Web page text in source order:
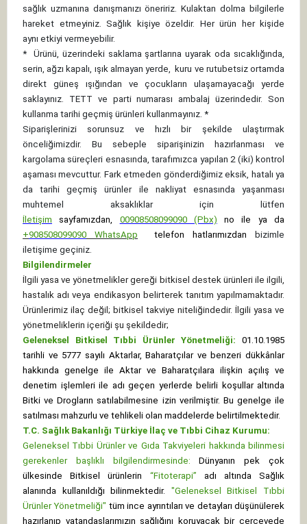
sağlık uzmanına danışmanızı öneririz. Kulaktan dolma bilgilerle
hareket etmeyiniz. Sağlık kişiye özeldir. Her ürün her kişide
aynı etkiyi vermeyebilir.
*
Ürünü, üzerindeki saklama şartlarına uyarak oda sıcaklığında,
serin, ağzı kapalı, ışık almayan yerde, kuru ve rutubetsiz ortamda
direkt güneş ışığından ve çocukların ulaşamayacağı yerde
saklayınız. TETT ve parti numarası ambalaj üzerindedir. Son
kullanma tarihi geçmiş ürünleri kullanmayınız. *
Siparişlerinizi sorunsuz ve hızlı bir şekilde ulaştırmak
önceliğimizdir. Bu sebeple siparişinizin hazırlanması ve
kargolama süreçleri esnasında, tarafımızca yapılan 2 (iki) kontrol
aşaması mevcuttur. Fark etmeden gönderdiğimiz eksik, hatalı ya
da tarihi geçmiş ürünler ile nakliyat esnasında yaşanması
muhtemel aksaklıklar için lütfen
İletişim
sayfamızdan, 00908508099090 (Pbx) no ile ya da
+908508099090 WhatsApp telefon hatlarımızdan bizimle
iletişime geçiniz.
Bilgilendirmeler
İlgili yasa ve yönetmelikler gereği bitkisel destek ürünleri ile ilgili,
hastalık adı veya endikasyon belirterek tanıtım yapılmamaktadır.
Ürünlerimiz ilaç değil; bitkisel takviye niteliğindedir. İlgili yasa ve
yönetmeliklerin içeriği şu şekildedir;
Geleneksel Bitkisel Tıbbi Ürünler Yönetmeliği: 01.10.1985
tarihli ve 5777 sayılı Aktarlar, Baharatçılar ve benzeri dükkânlar
hakkında genelge ile Aktar ve Baharatçılara ilişkin açılış ve
denetim işlemleri ile adı geçen yerlerde belirli koşullar altında
Bitki ve Drogların satılabilmesine izin verilmiştir. Bu genelge ile
satılması mahzurlu ve tehlikeli olan maddelerde belirtilmektedir.
T.C. Sağlık Bakanlığı Türkiye İlaç ve Tıbbi Cihaz Kurumu:
Geleneksel Tıbbi Ürünler ve Gıda Takviyeleri hakkında bilinmesi
gerekenler başlıklı bilgilendirmesinde:
Dünyanın pek çok
ülkesinde Bitkisel ürünlerin “Fitoterapi” adı altında Sağlık
alanında kullanıldığı bilinmektedir. "Geleneksel Bitkisel Tıbbi
Ürünler Yönetmeliği" tüm ince ayrıntıları ve detayları düşünülerek
hazırlanıp vatandaşlarımızın sağlığını koruyacak bir çerçevede